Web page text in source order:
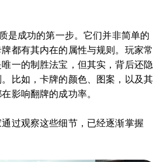
是成功的第一步。它们并非简单的
都有其内在的属性与规则。玩家常
一的制胜法宝，但其实，背后还隐
比如，卡牌的颜色、图案，以及其
影响翻牌的成功率。
过观察这些细节，已经逐渐掌握